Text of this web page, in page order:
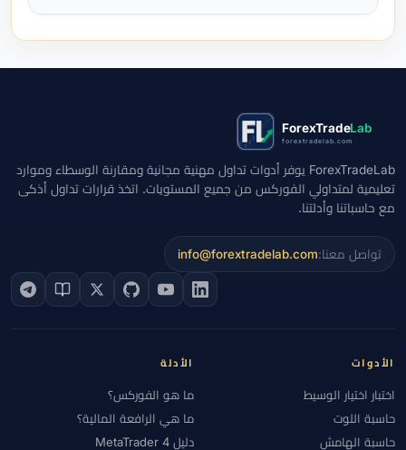
ForexTradeLab
forextradelab.com
ForexTradeLab يوفر أدوات تداول مهنية مجانية ومقارنة الوسطاء وموارد
تعليمية لمتداولي الفوركس من جميع المستويات. اتخذ قرارات تداول أذكى
مع حاسباتنا وأدلتنا.
تواصل معنا:info@forextradelab.com
الأدوات
اختبار اختيار الوسيط
حاسبة اللوت
حاسبة الهامش
الأدلة
ما هو الفوركس؟
ما هي الرافعة المالية؟
دليل MetaTrader 4